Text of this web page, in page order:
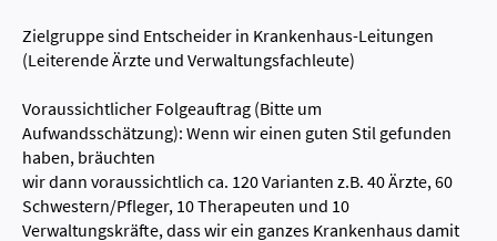
Zielgruppe sind Entscheider in Krankenhaus-Leitungen
(Leiterende Ärzte und Verwaltungsfachleute)
Voraussichtlicher Folgeauftrag (Bitte um
Aufwandsschätzung): Wenn wir einen guten Stil gefunden
haben, bräuchten
wir dann voraussichtlich ca. 120 Varianten z.B. 40 Ärzte, 60
Schwestern/Pfleger, 10 Therapeuten und 10
Verwaltungskräfte, dass wir ein ganzes Krankenhaus damit